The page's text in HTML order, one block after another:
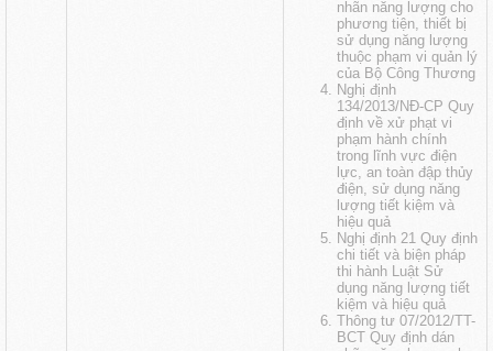
nhãn năng lượng cho
phương tiện, thiết bị
sử dụng năng lượng
thuộc phạm vi quản lý
của Bộ Công Thương
Nghị định
134/2013/NĐ-CP Quy
định về xử phạt vi
phạm hành chính
trong lĩnh vực điện
lực, an toàn đập thủy
điện, sử dụng năng
lượng tiết kiệm và
hiệu quả
Nghị định 21 Quy định
chi tiết và biện pháp
thi hành Luật Sử
dụng năng lượng tiết
kiệm và hiệu quả
Thông tư 07/2012/TT-
BCT Quy định dán